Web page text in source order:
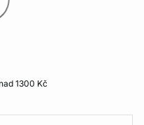
1300 Kč